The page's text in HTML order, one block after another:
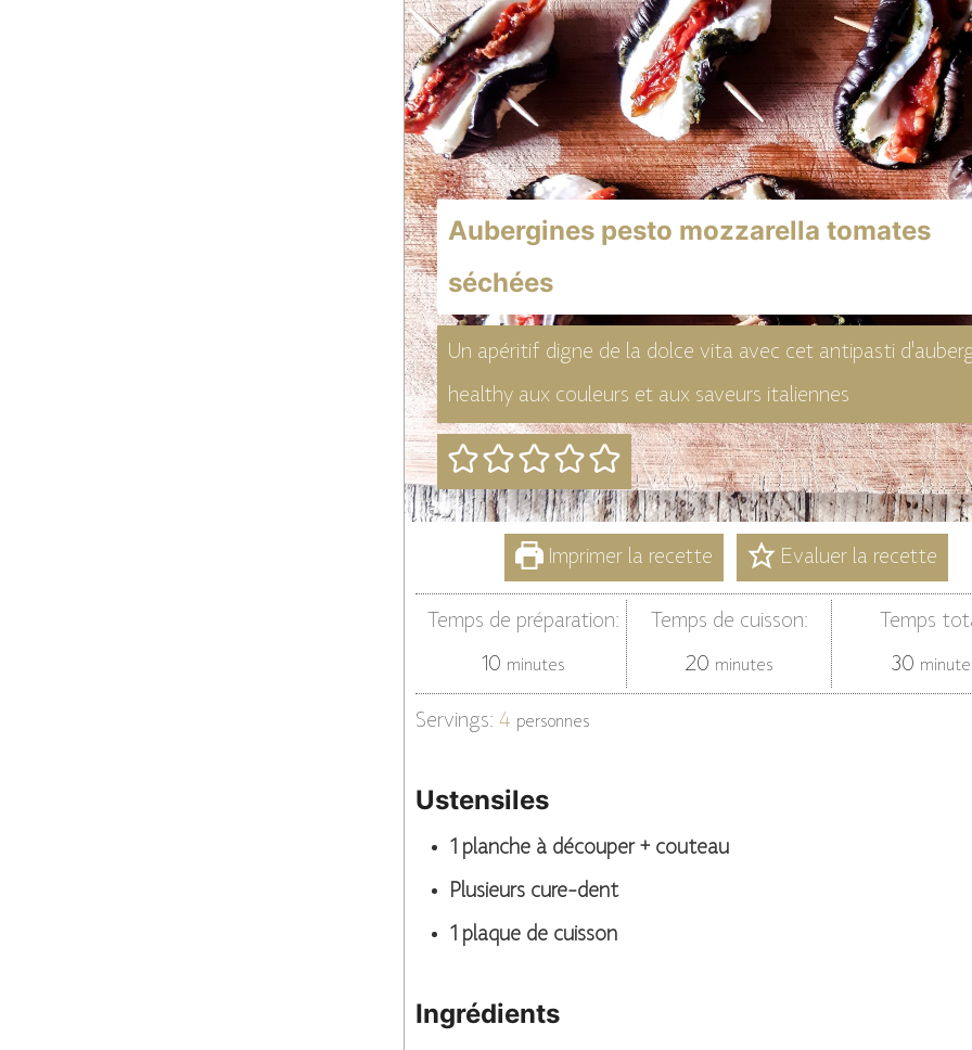
Aubergines pesto mozzarella tomates
séchées
Un apéritif digne de la dolce vita avec cet antipasti
healthy aux couleurs et aux saveurs italiennes
Imprimer la recette Evaluer la recette
Temps de préparation:
10minutes
minutes
Temps de cuisson:
20 minutes
minutes
Temps
30
Servings: 4 personnes
Ustensiles
1 planche à découper + couteau
Plusieurs cure-dent
1 plaque de cuisson
Ingrédients